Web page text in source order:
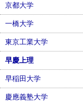
京都大学
一橋大学
東京工業大学
早慶上理
早稲田大学
慶應義塾大学